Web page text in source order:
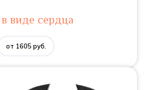
виде сердца
от 1605 руб.